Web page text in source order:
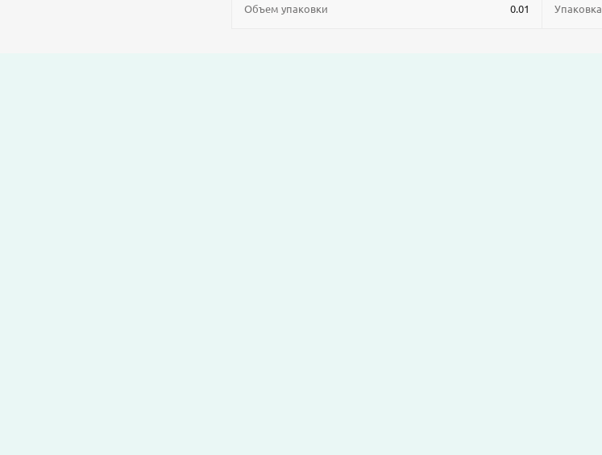
Объем упаковки 0.01 Упаковка